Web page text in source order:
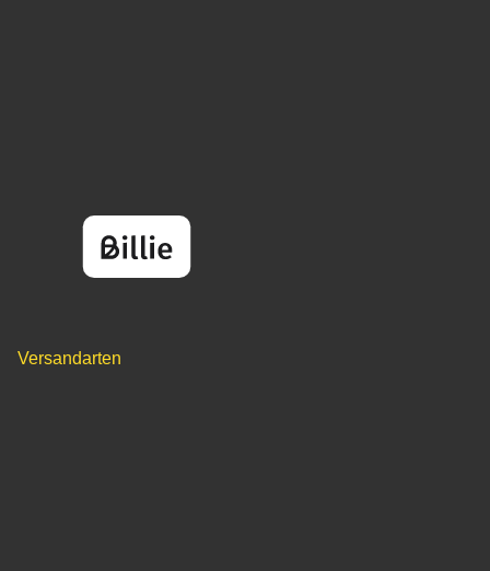
Versandarten